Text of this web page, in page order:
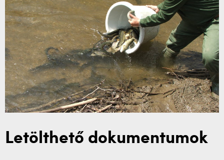
Letölthető dokumentumok